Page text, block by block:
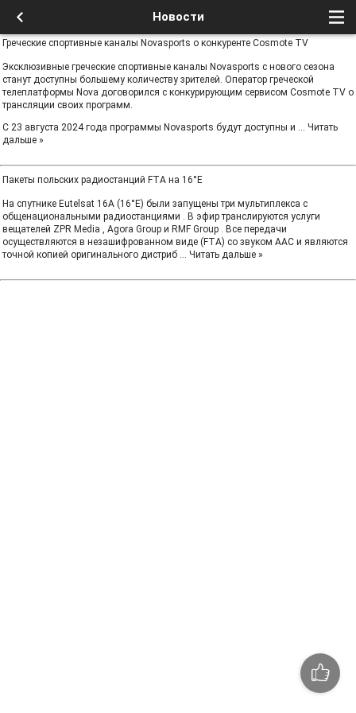
Новости
Греческие спортивные каналы Novasports о конкуренте Cosmote TV
Эксклюзивные греческие спортивные каналы Novasports с нового сезона
станут доступны большему количеству зрителей. Оператор греческой
телеплатформы Nova договорился с конкурирующим сервисом Cosmote TV о
трансляции своих программ.
С 23 августа 2024 года программы Novasports будут доступны и ... Читать
дальше »
Пакеты польских радиостанций FTA на 16°E
На спутнике Eutelsat 16A (16°E) были запущены три мультиплекса с
общенациональными радиостанциями . В эфир транслируются услуги
вещателей ZPR Media , Agora Group и RMF Group . Все передачи
осуществляются в незашифрованном виде (FTA) со звуком AAC и являются
точной копией оригинального дистриб ... Читать дальше »